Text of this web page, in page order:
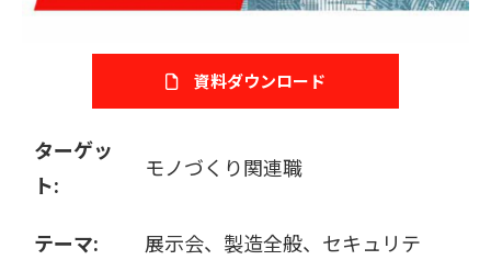
資料ダウンロード
ターゲッ
ト:
モノづくり関連職
テーマ:
展示会、製造全般、セキュリテ